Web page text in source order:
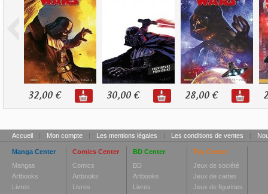
32,00 € 30,00 € 28,00 €
Accueil | Mon compte | Les mentions légales | Les conditions de ventes |
Manga Center
Mangas
Artbooks
Livres
Comics Center
Comics
Artbooks
Livres
BD Center
BD
Artbooks
Livres
Toy Center
Jeux de société
Jeux de cartes
Jeux de figurines